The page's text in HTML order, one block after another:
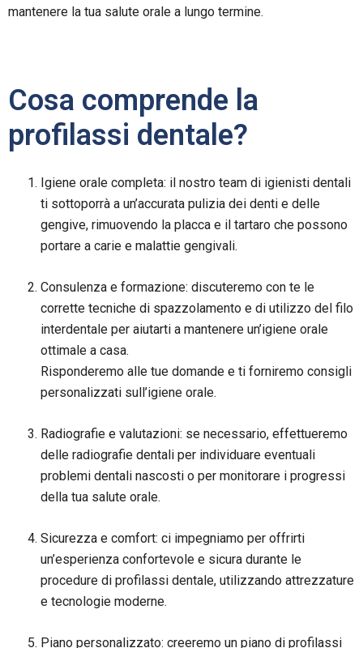
mantenere la tua salute orale a lungo termine.
Cosa comprende la
profilassi dentale?
Igiene orale completa: il nostro team di igienisti dentali
ti sottoporrà a un’accurata pulizia dei denti e delle
gengive, rimuovendo la placca e il tartaro che possono
portare a carie e malattie gengivali.
Consulenza e formazione: discuteremo con te le
corrette tecniche di spazzolamento e di utilizzo del filo
interdentale per aiutarti a mantenere un’igiene orale
ottimale a casa.
Risponderemo alle tue domande e ti forniremo consigli
personalizzati sull’igiene orale.
Radiografie e valutazioni: se necessario, effettueremo
delle radiografie dentali per individuare eventuali
problemi dentali nascosti o per monitorare i progressi
della tua salute orale.
Sicurezza e comfort: ci impegniamo per offrirti
un’esperienza confortevole e sicura durante le
procedure di profilassi dentale, utilizzando attrezzature
e tecnologie moderne.
Piano personalizzato: creeremo un piano di profilassi